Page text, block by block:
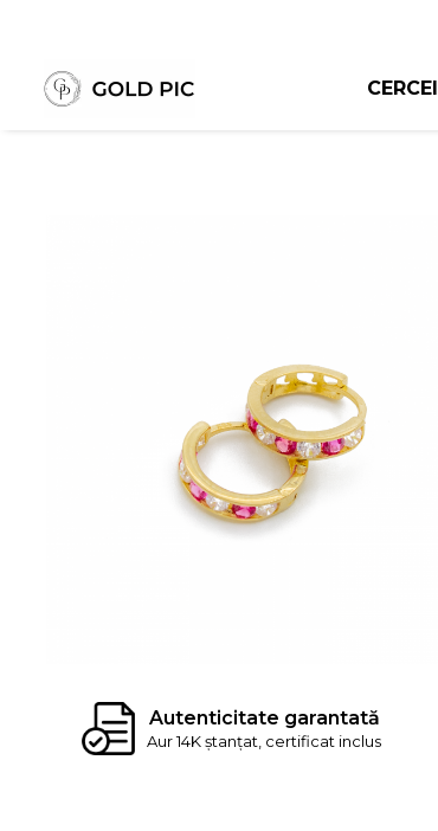
CERCEI
Autenticitate garantată
Aur 14K ștanțat, certificat inclus